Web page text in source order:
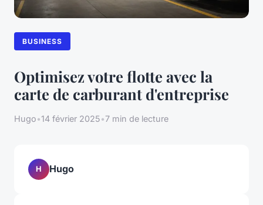
BUSINESS
Optimisez votre flotte avec la
carte de carburant d'entreprise
Hugo•14 février 2025•7 min de lecture
H Hugo